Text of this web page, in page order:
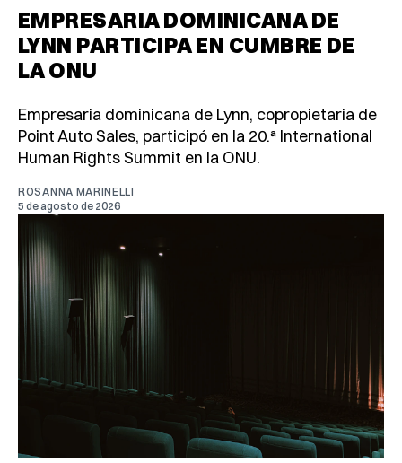
EMPRESARIA DOMINICANA DE
LYNN PARTICIPA EN CUMBRE DE
LA ONU
Empresaria dominicana de Lynn, copropietaria de
Point Auto Sales, participó en la 20.ª International
Human Rights Summit en la ONU.
ROSANNA MARINELLI
5 de agosto de 2026